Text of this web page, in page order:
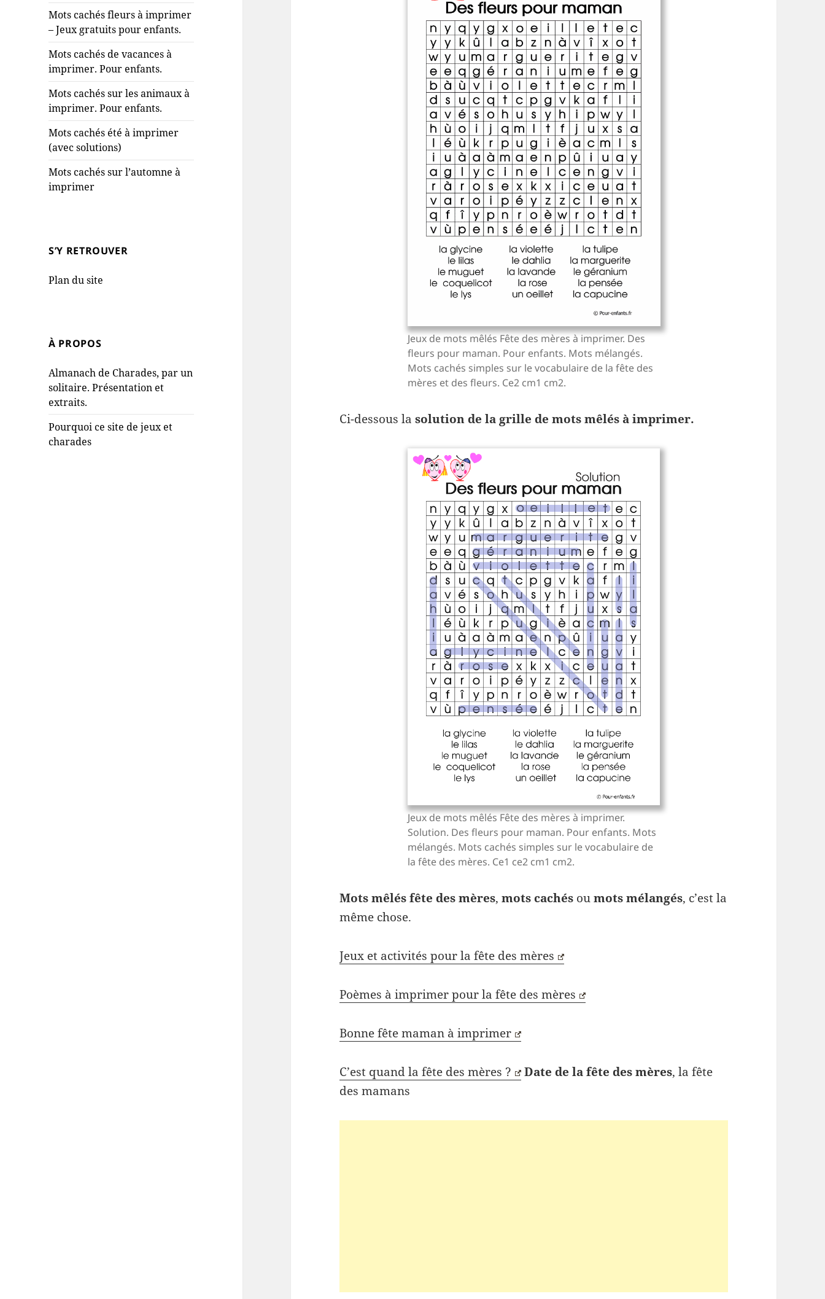
Mots cachés fleurs à imprimer
– Jeux gratuits pour enfants.
Mots cachés de vacances à
imprimer. Pour enfants.
Mots cachés sur les animaux à
imprimer. Pour enfants.
Mots cachés été à imprimer
(avec solutions)
Mots cachés sur l’automne à
imprimer
S’Y RETROUVER
Plan du site
À PROPOS
Almanach de Charades, par un
solitaire. Présentation et
extraits.
Pourquoi ce site de jeux et
charades
Jeux de mots mêlés Fête des mères à imprimer. Des
fleurs pour maman. Pour enfants. Mots mélangés.
Mots cachés simples sur le vocabulaire de la fête des
mères et des fleurs. Ce2 cm1 cm2.
Ci-dessous lasolution de la grille de mots mêlés à imprimer.
Jeux de mots mêlés Fête des mères à imprimer.
Solution. Des fleurs pour maman. Pour enfants. Mots
mélangés. Mots cachés simples sur le vocabulaire de
la fête des mères. Ce1 ce2 cm1 cm2.
Mots mêlés fête des mères,mots cachés oumots mélangés, c’est la
même chose.
Jeux et activités pour la fête des mères
Poèmes à imprimer pour la fête des mères
Bonne fête maman à imprimer
C’est quand la fête des mères ? Date de la fête des mères, la fête
des mamans